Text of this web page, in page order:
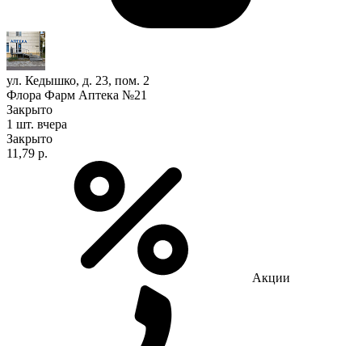
ул. Кедышко, д. 23, пом. 2
Флора Фарм Аптека №21
Закрыто
1 шт. вчера
Закрыто
11,79 р.
Акции